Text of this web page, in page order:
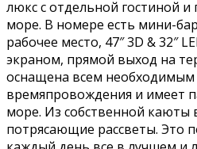
люкс с отдельной гостиной
море. В номере есть мини-
рабочее место, 47″ 3D & 32″
экраном, прямой выход на
оснащена всем
времяпровождения и имеет
море. Из собственной каюты
потрясающие рассветы. Это